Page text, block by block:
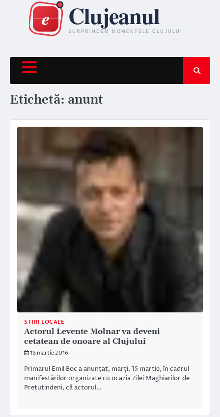
content
Etichetă: anunt
STIRI LOCALE
Actorul Levente Molnar va deveni
cetatean de onoare al Clujului
16 martie 2016
Primarul Emil Boc a anunţat, marți, 15 martie, în cadrul
manifestărilor organizate cu ocazia Zilei Maghiarilor de
Pretutindeni, că actorul…